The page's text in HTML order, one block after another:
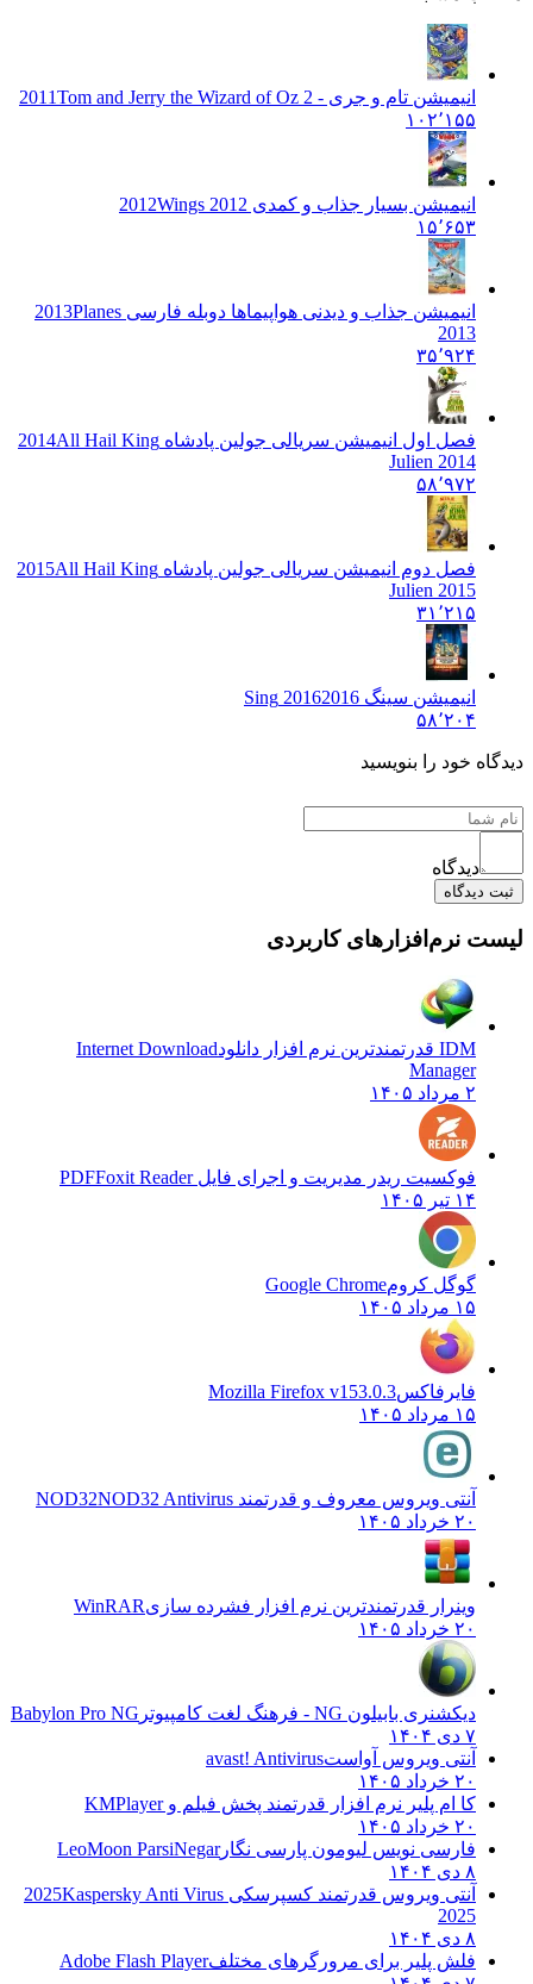
انیمیشن تام و جری - 2011 Tom and Jerry the Wizard of Oz 2
۱۰۲٬۱۵۵
انیمیشن بسیار جذاب و کمدی 2012 Wings 2012
۱۵٬۶۵۳
انیمیشن جذاب و دیدنی هواپیماها دوبله فارسی 2013 Planes
2013
۳۵٬۹۲۴
فصل اول انیمیشن سریالی جولین پادشاه 2014 All Hail King
Julien 2014
۵۸٬۹۷۲
فصل دوم انیمیشن سریالی جولین پادشاه 2015 All Hail King
Julien 2015
۳۱٬۲۱۵
انیمیشن سینگ 2016 2016 Sing
۵۸٬۲۰۴
دیدگاه خود را بنویسید
دیدگاه
ثبت دیدگاه
لیست نرم‌افزارهای کاربردی
IDM قدرتمندترین نرم افزار دانلود
Internet Download
Manager
۲ مرداد ۱۴۰۵
فوکسیت ریدر مدیریت و اجرای فایل PDFFoxit Reader
۱۴ تیر ۱۴۰۵
گوگل کرومGoogle Chrome
۱۵ مرداد ۱۴۰۵
فایرفاکسMozilla Firefox v153.0.3
۱۵ مرداد ۱۴۰۵
آنتی ویروس معروف و قدرتمند NOD32 NOD32 Antivirus
۲۰ خرداد ۱۴۰۵
وینرار قدرتمندترین نرم افزار فشرده سازیWinRAR
۲۰ خرداد ۱۴۰۵
دیکشنری بابیلون NG - فرهنگ لغت کامپیوتر
Babylon Pro NG
۷ دی ۱۴۰۴
آنتی ویروس آواستavast! Antivirus
۲۰ خرداد ۱۴۰۵
کا ام پلیر نرم افزار قدرتمند پخش فیلم وKMPlayer
۲۰ خرداد ۱۴۰۵
فارسی نویس لیومون پارسی نگارLeoMoon ParsiNegar
۸ دی ۱۴۰۴
آنتی ویروس قدرتمند کسپرسکی 2025 Kaspersky Anti Virus
2025
۸ دی ۱۴۰۴
فلش پلیر برای مرورگرهای مختلفAdobe Flash Player